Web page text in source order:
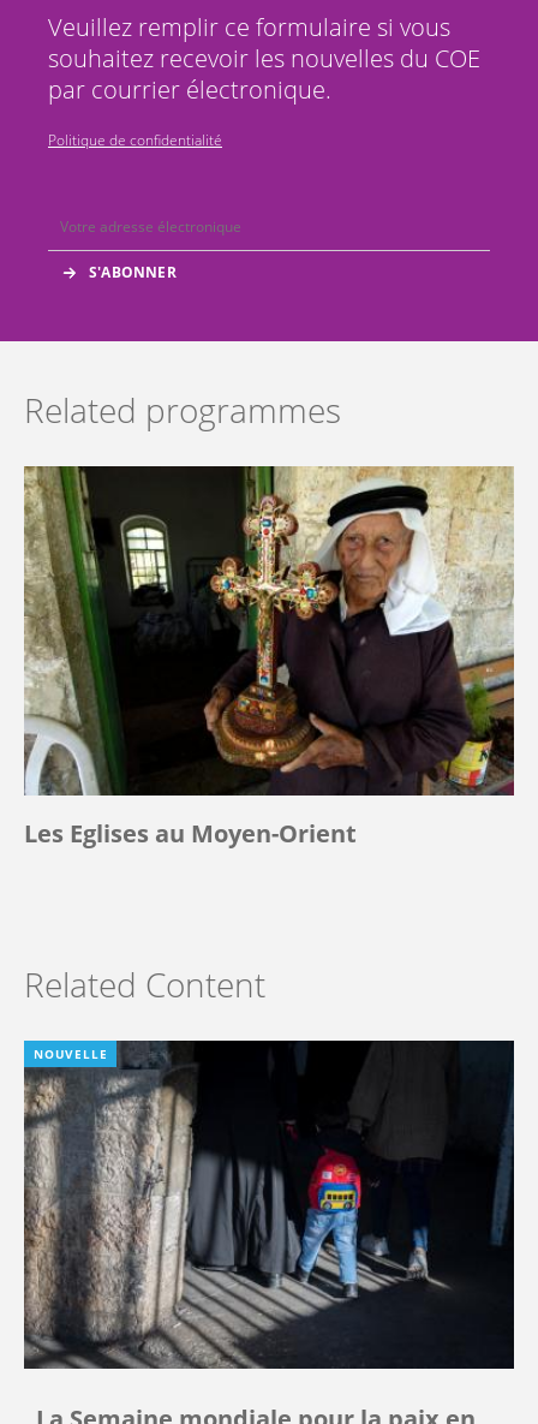
Veuillez remplir ce formulaire si vous
souhaitez recevoir les nouvelles du COE
par courrier électronique.
Politique de confidentialité
Related programmes
Les Eglises au Moyen-Orient
Related Content
NOUVELLE